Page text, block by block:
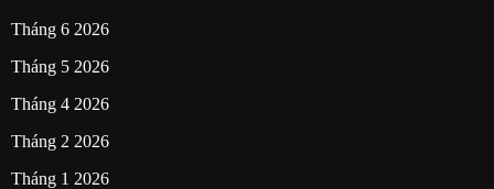
Tháng 6 2026
Tháng 5 2026
Tháng 4 2026
Tháng 2 2026
Tháng 1 2026